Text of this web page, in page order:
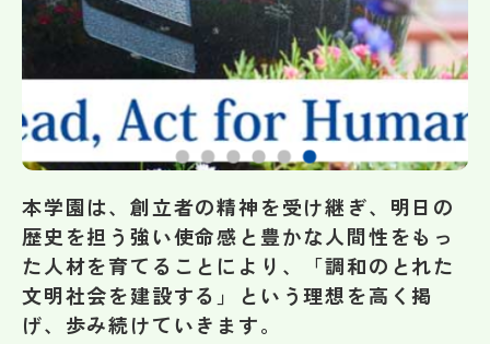
学校HP最新情報
NettyLandかわら版
その他
お問い合わせ
本学園は、創立者の精神を受け継ぎ、明日の
歴史を担う強い使命感と豊かな人間性をもっ
た人材を育てることにより、「調和のとれた
文明社会を建設する」という理想を高く掲
げ、歩み続けていきます。